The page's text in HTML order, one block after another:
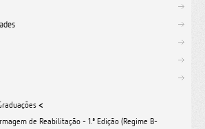
<
de Reabilitação - 1.ª Edição (Regime B-